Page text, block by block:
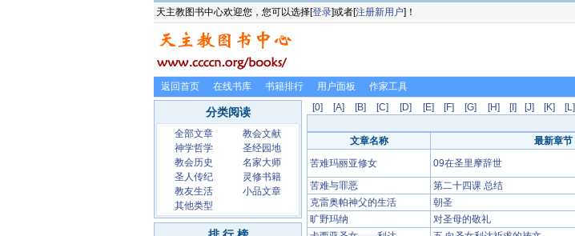
天主教图书中心欢迎您，您可以选择[登录]或者[注册新用户]！
返回首页
在线书库 书籍排行 用户面板 作家工具
分类阅读
全部文章
教会文献
神学哲学
圣经园地
教会历史
名家大师
圣人传纪
灵修书籍
教友生活
小品文章
其他类型
[0] [A] [B] [C] [D] [E] [F] [G] [H] [I] [J] [K] [L]
文章名称 最新章节
苦难玛丽亚修女
09在圣里摩辞世
苦难与罪恶
第二十四课 总结
克雷奥帕神父的生活
朝圣
旷野玛纳
对圣母的敬礼